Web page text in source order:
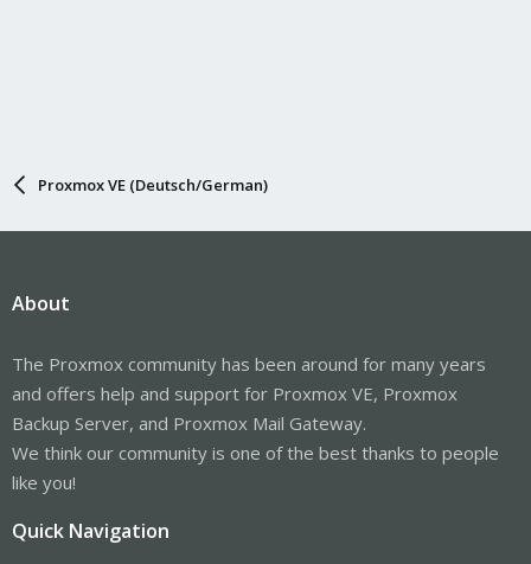
Proxmox VE (Deutsch/German)
About
The Proxmox community has been around for many years
and offers help and support for Proxmox VE, Proxmox
Backup Server, and Proxmox Mail Gateway.
We think our community is one of the best thanks to people
like you!
Quick Navigation